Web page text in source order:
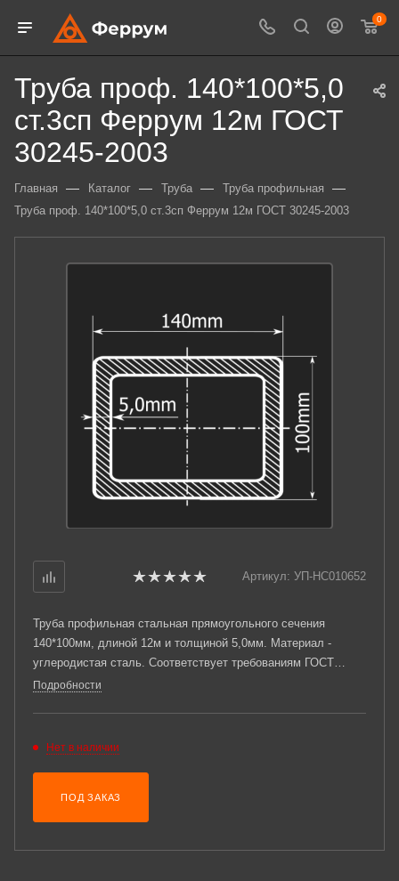
0
Труба проф. 140*100*5,0
ст.3сп Феррум 12м ГОСТ
30245-2003
Главная — Каталог — Труба — Труба профильная —
Труба проф. 140*100*5,0 ст.3сп Феррум 12м ГОСТ 30245-2003
Артикул: УП-НС010652
Труба профильная стальная прямоугольного сечения
140*100мм, длиной 12м и толщиной 5,0мм. Материал -
углеродистая сталь. Соответствует требованиям ГОСТ
30245-2003. Стандартный пакет: вес - 4,212тн., количество -
Подробности
Нет в наличии
ПОД ЗАКАЗ